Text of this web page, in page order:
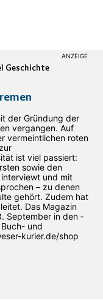
Geschichte
der Gründung der
vergangen. Auf
vermeintlichen roten
ist viel passiert:
sowie den
und mit
– zu denen
gehört. Zudem hat
Das Magazin
September in den
Buch- und
kurier.de/shop